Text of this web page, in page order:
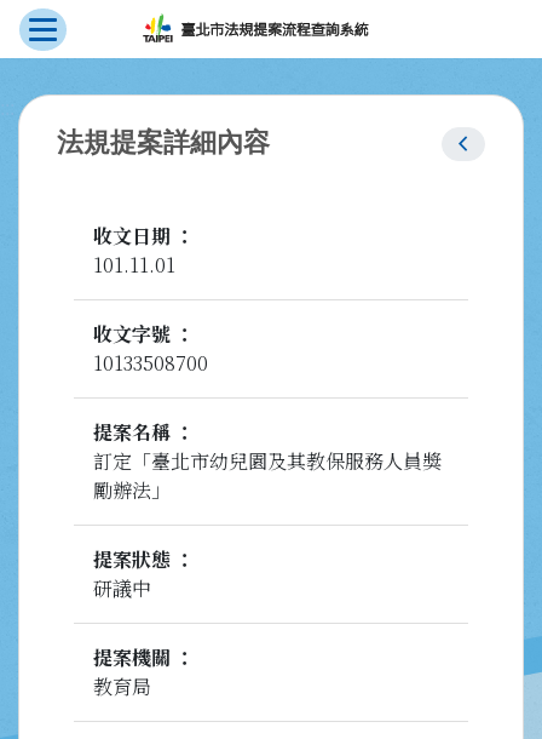
跳到主要內容
展開選單
法規提案詳細內容 chevron_left
收文日期
101.11.01
收文字號
10133508700
提案名稱
訂定「臺北市幼兒園及其教保服務人員獎
勵辦法」
提案狀態
研議中
提案機關
教育局